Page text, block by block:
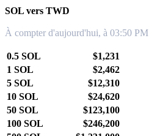
SOL vers TWD
À compter d'aujourd'hui, à 03:50 PM
0.5 SOL
$1,231
1 SOL
$2,462
5 SOL
$12,310
10 SOL
$24,620
50 SOL
$123,100
100 SOL
$246,200